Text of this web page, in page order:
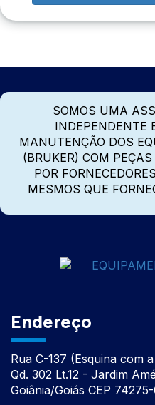
SOMOS UMA
INDEPENDENTE
MANUTENÇÃO DOS
(BRUKER) COM
POR
MESMOS QUE
Endereço
Rua C-137 (Esquina com a
Qd. 302 Lt.12 - Jardim
Goiânia/Goiás CEP